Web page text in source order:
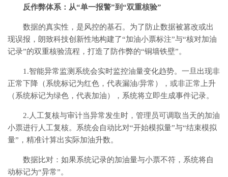
反作弊体系：从“单一报警”到“双重核验”
数据的真实性，是风控的基石。为了防止数据被篡改或出
现误报，朗致科技创新性地构建了“加油小票标注”与“核对加油
记录”的双重核验流程，打造了防作弊的“铜墙铁壁”。
1.智能异常监测系统会实时监控油量变化趋势。一旦出现非
正常下降（系统标记为红色，代表漏油/异常），或非正常上升
（系统标记为绿色，代表加油），系统将立即生成事件记录。
2.人工复核与审计当异常发生时，管理员可调取当天的加油
小票进行人工复核。系统会自动比对“开始模拟量”与“结束模拟
量”，精准计算出实际加油升数。
数据比对：如果系统记录的加油量与小票不符，系统将自
动标记为“异常”。